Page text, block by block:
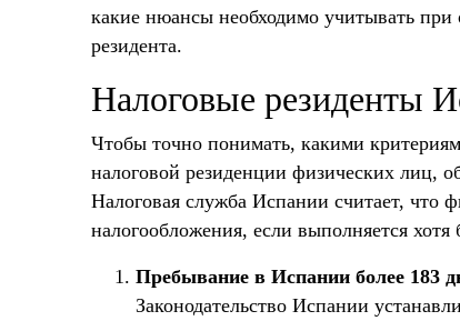
какие нюансы необходимо учитывать при
резидента.
Налоговые резиденты
Чтобы точно понимать, какими
налоговой резиденции физических лиц,
Налоговая служба Испании считает, что
налогообложения, если выполняется
Пребывание в Испании более 183
Законодательство Испании